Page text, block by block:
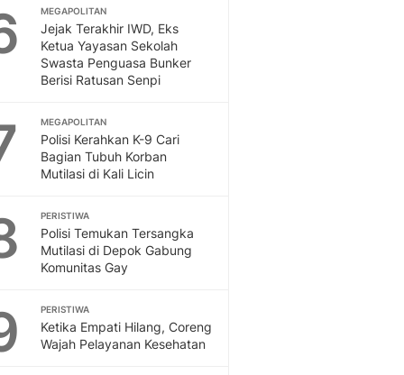
MEGAPOLITAN
Jejak Terakhir IWD, Eks
Ketua Yayasan Sekolah
Swasta Penguasa Bunker
Berisi Ratusan Senpi
MEGAPOLITAN
Polisi Kerahkan K-9 Cari
Bagian Tubuh Korban
Mutilasi di Kali Licin
PERISTIWA
Polisi Temukan Tersangka
Mutilasi di Depok Gabung
Komunitas Gay
PERISTIWA
Ketika Empati Hilang, Coreng
Wajah Pelayanan Kesehatan